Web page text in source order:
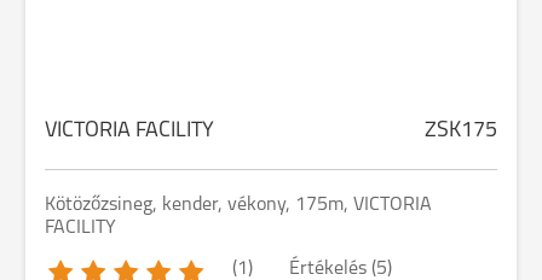
VICTORIA FACILITY ZSK175
Kötözőzsineg, kender, vékony, 175m, VICTORIA
FACILITY
(1) Értékelés (5)